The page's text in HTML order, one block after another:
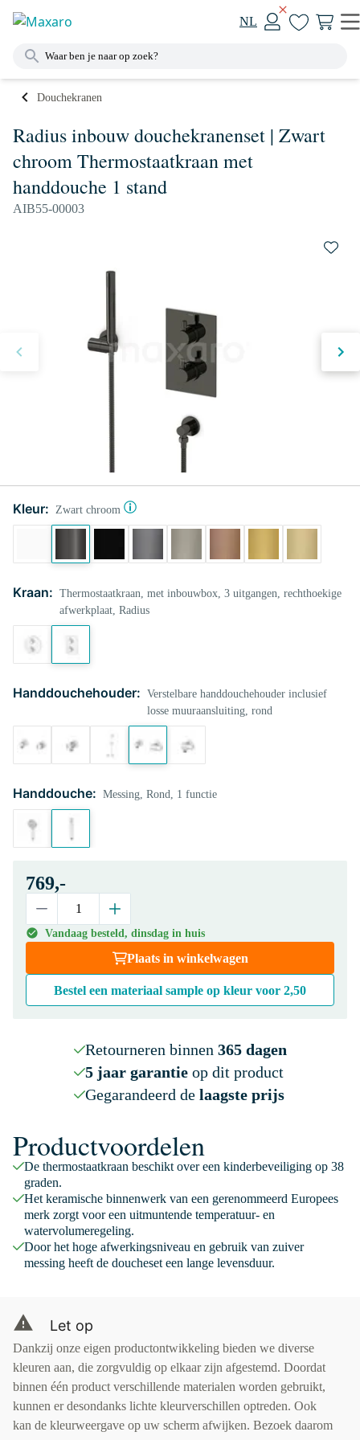
NL
Douchekranen
Radius inbouw douchekranenset | Zwart
chroom Thermostaatkraan met
handdouche 1 stand
AIB55-00003
Kleur: Zwart chroom
Kraan: Thermostaatkraan, met inbouwbox, 3 uitgangen, rechthoekige
afwerkplaat, Radius
Handdouchehouder: Verstelbare handdouchehouder inclusief
losse muuraansluiting, rond
Handdouche: Messing, Rond, 1 functie
769,-
Vandaag besteld, dinsdag in huis
Plaats in winkelwagen
Bestel een materiaal sample op kleur voor 2,50
Retourneren binnen 365 dagen
5 jaar garantieop dit product
Gegarandeerd de laagste prijs
Productvoordelen
De thermostaatkraan beschikt over een kinderbeveiliging op 38
graden.
Het keramische binnenwerk van een gerenommeerd Europees
merk zorgt voor een uitmuntende temperatuur- en
watervolumeregeling.
Door het hoge afwerkingsniveau en gebruik van zuiver
messing heeft de doucheset een lange levensduur.
Let op
Dankzij onze eigen productontwikkeling bieden we diverse
kleuren aan, die zorgvuldig op elkaar zijn afgestemd. Doordat
binnen één product verschillende materialen worden gebruikt,
kunnen er desondanks lichte kleurverschillen optreden. Ook
kan de kleurweergave op uw scherm afwijken. Bezoek daarom